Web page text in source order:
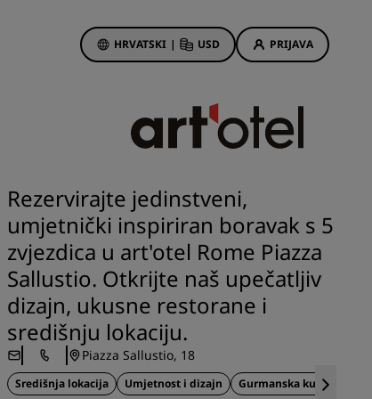
HRVATSKI | USD PRIJAVA
Hotelske ponude
Prvi je put uvijek posebno
Ponude dana
Rezervirajte unaprijed
Pogledajte naše pakete
Ideje za putovanja
Hoteli prilagođeni obiteljima
Rezervirajte jedinstveni,
umjetnički inspiriran boravak s 5
zvjezdica u art'otel Rome Piazza
Sallustio. Otkrijte naš upečatljiv
dizajn, ukusne restorane i
središnju lokaciju.
Piazza Sallustio, 18
Središnja lokacija Umjetnost i dizajn Gurmanska kuhinja